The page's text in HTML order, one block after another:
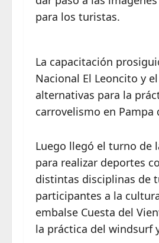
para los turistas.
La capacitación
Nacional El Leoncito y
alternativas para la
carrovelismo en Pampa
Luego llegó el turno de
para realizar deportes
distintas disciplinas de
participantes a la
embalse Cuesta del
la práctica del windsurf